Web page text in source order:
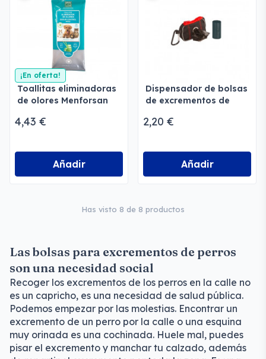
¡En oferta!
Toallitas eliminadoras
de olores Menforsan
4,43 €
Añadir
Dispensador de bolsas
de excrementos de
2,20 €
Añadir
Has visto 8 de 8 productos
Las bolsas para excrementos de perros
son una necesidad social
Recoger los excrementos de los perros en la calle no
es un capricho, es una necesidad de salud pública.
Podemos empezar por las molestias. Encontrar un
excremento de un perro por la calle o una esquina
muy orinada es una cochinada. Huele mal, puedes
pisar el excremento y manchar tu calzado, además